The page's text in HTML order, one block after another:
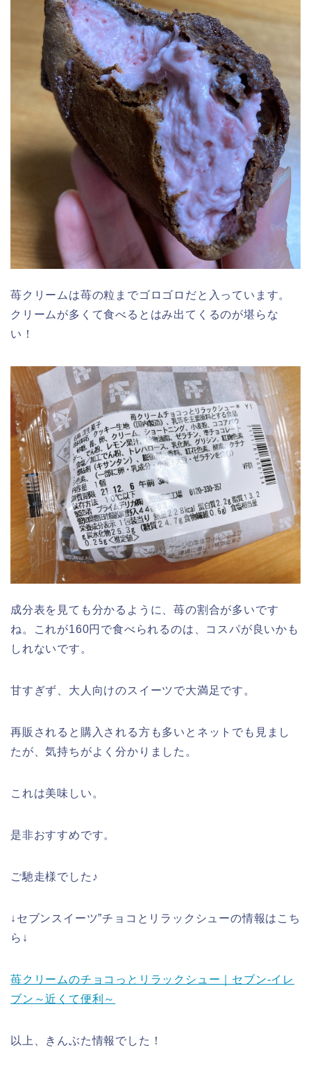
苺クリームは苺の粒までゴロゴロだと入っています。
クリームが多くて食べるとはみ出てくるのが堪らな
い！
成分表を見ても分かるように、苺の割合が多いです
ね。これが160円で食べられるのは、コスパが良いかも
しれないです。
甘すぎず、大人向けのスイーツで大満足です。
再販されると購入される方も多いとネットでも見まし
たが、気持ちがよく分かりました。
これは美味しい。
是非おすすめです。
ご馳走様でした♪
↓セブンスイーツ”チョコとリラックシューの情報はこち
ら↓
苺クリームのチョコっとリラックシュー｜セブン‐イレ
ブン～近くて便利～
以上、きんぶた情報でした！